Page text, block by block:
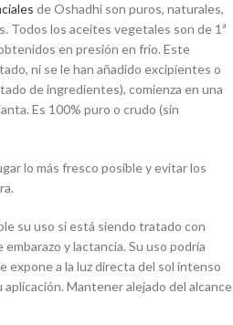
de Oshadhi son puros, naturales,
Todos los aceites vegetales son de 1ª
en presión en frío. Este
ni se le han añadido excipientes o
de ingredientes), comienza en una
Es 100% puro o crudo (sin
lo más fresco posible y evitar los
su uso si está siendo tratado con
y lactancia. Su uso podría
expone a la luz directa del sol intenso
Mantener alejado del alcance